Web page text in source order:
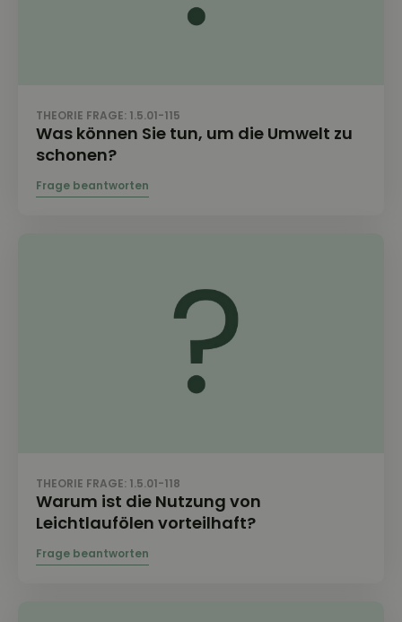
THEORIE FRAGE: 1.5.01-115
Was können Sie tun, um die Umwelt zu
schonen?
THEORIE FRAGE: 1.5.01-118
Warum ist die Nutzung von
Leichtlaufölen vorteilhaft?